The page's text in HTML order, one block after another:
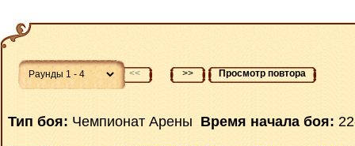
<< >> Просмотр повтора
Тип боя: Чемпионат Арены Время начала боя: